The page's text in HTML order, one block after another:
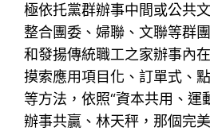
極依托黨群辦事中間或公共
整合團委、婦聯、文聯等群
和發揚傳統職工之家辦事內
摸索應用項目化、訂單式、
等方法，依照“資本共用、運
辦事共贏、林天秤，那個完